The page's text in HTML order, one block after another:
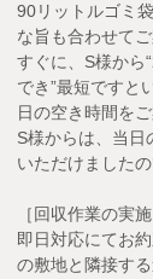
90リットルゴミ
な旨も合わせて
すぐに、S様から
でき”最短ですと
日の空き時間を
S様からは、当日
いただけました
［回収作業の実施
即日対応にてお
の敷地と隣接す